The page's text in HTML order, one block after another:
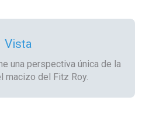
Vista
una perspectiva única de la
macizo del Fitz Roy.